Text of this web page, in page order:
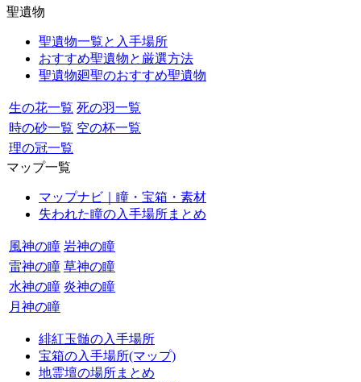
聖遺物
聖遺物一覧と入手場所
おすすめ聖遺物と厳選方法
聖遺物廻聖のおすすめ聖遺物
生の花一覧 死の羽一覧
時の砂一覧 空の杯一覧
理の冠一覧
マップ一覧
マップナビ｜瞳・宝箱・素材
失われた瞳の入手場所まとめ
風神の瞳 岩神の瞳
雷神の瞳 草神の瞳
水神の瞳 炎神の瞳
月神の瞳
緋紅玉髄の入手場所
宝箱の入手場所(マップ)
地霊壇の場所まとめ